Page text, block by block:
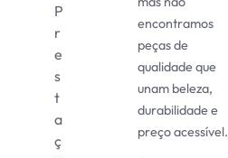
P
r
e
s
t
a
ç
encontramos
peças de
qualidade que
unam beleza,
durabilidade e
preço acessível.